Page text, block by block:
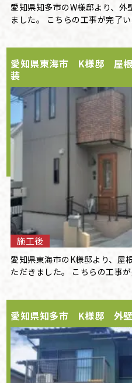
愛知県知多市のW様邸より、
ました。 こちらの工事が完了
愛知県東海市 K様邸 屋
装
施工後
愛知県東海市のK様邸より、屋
ただきました。 こちらの工事
愛知県知多市 K様邸 外